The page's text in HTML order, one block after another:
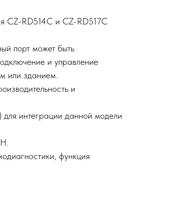
CZ-RD514C и CZ-RD517C
порт может быть
и управление
или зданием.
и
для интеграции данной модели
функция